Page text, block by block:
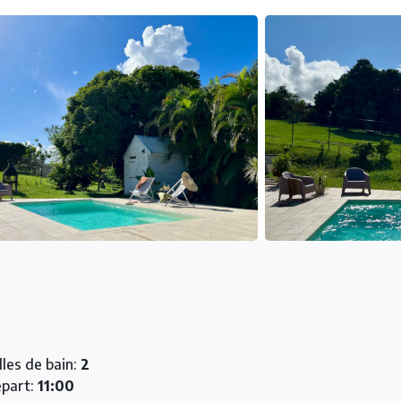
de bain: 2
11:00